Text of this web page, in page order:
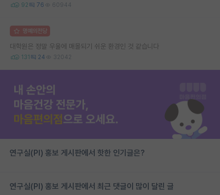
92 76 60944
명예의전당
대학원은 정말 우울에 매몰되기 쉬운 환경인 것 같습니다
131 24 32042
연구실(PI) 홍보 게시판에서 핫한 인기글은?
연구실(PI) 홍보 게시판에서 최근 댓글이 많이 달린 글